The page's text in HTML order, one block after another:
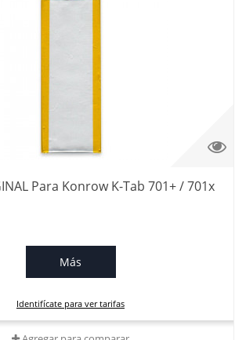
Para Konrow K-Tab 701+ / 701x
Más
Identifícate para ver tarifas